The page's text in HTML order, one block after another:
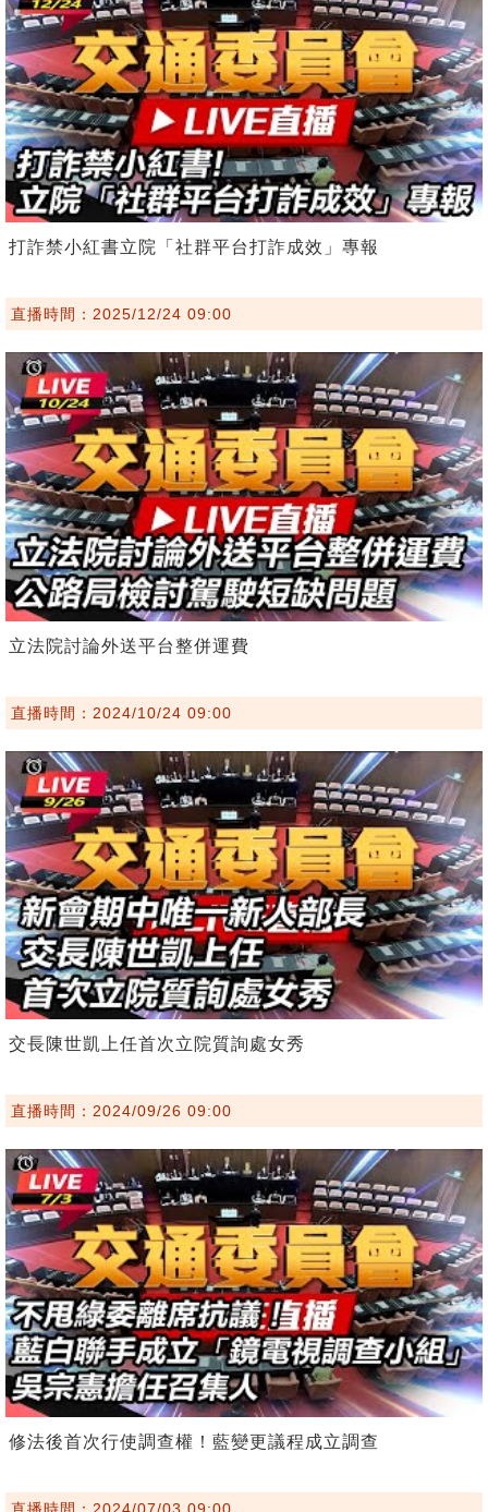
打詐禁小紅書立院「社群平台打詐成效」專報
直播時間：2025/12/24 09:00
立法院討論外送平台整併運費
直播時間：2024/10/24 09:00
交長陳世凱上任首次立院質詢處女秀
直播時間：2024/09/26 09:00
修法後首次行使調查權！藍變更議程成立調查